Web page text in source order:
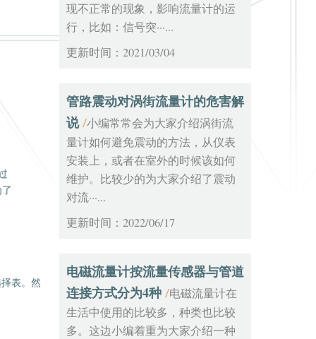
表。然
现不正常的现象，影响流量计的运
行，比如：信号突···...
更新时间：2021/03/04
管路震动对涡街流量计的危害解
说 /小编常常会为大家介绍涡街流
量计如何避免震动的方法，从仪表
安装上，或者在室外的时候该如何
维护。比较少的为大家介绍了震动
对流···...
更新时间：2022/06/17
电磁流量计按流量传感器与管道
连接方式分为4种 /电磁流量计在
生活中使用的比较多，种类也比较
多。这边小编着重为大家介绍一种